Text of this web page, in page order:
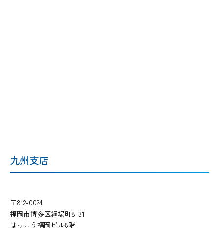
九州支店
〒812-0024
福岡市博多区綱場町8-31
はっこう福岡ビル8階